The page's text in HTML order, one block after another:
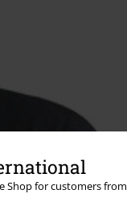
Shop for customers from